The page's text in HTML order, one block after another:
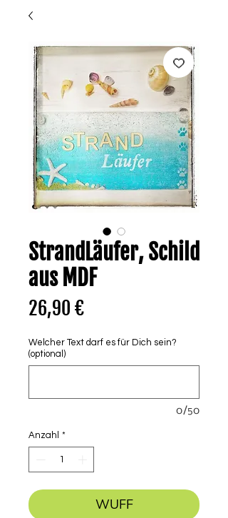
StrandLäufer, Schild
aus MDF
26,90 €Preis
Welcher Text darf es für Dich sein?
(optional)
0/50
Anzahl *
WUFF